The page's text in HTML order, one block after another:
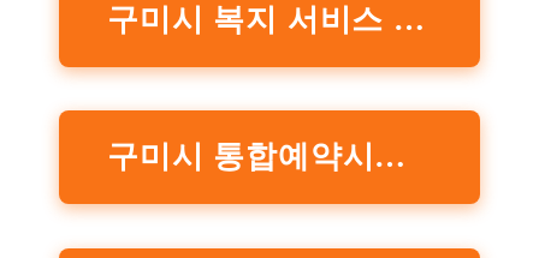
구미시 복지 서비스 자세히 보기
구미시 통합예약시스템 바로가기